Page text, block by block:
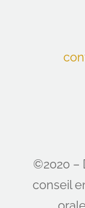
©2020 –
conseil